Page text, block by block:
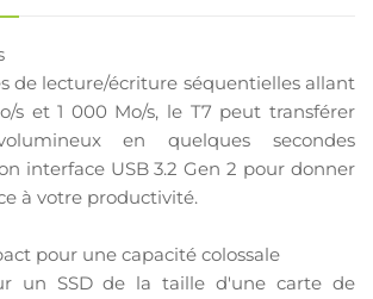
de lecture/écriture séquentielles allant
s et 1 000 Mo/s, le T7 peut transférer
en quelques secondes
interface USB 3.2 Gen 2 pour donner
à votre productivité.
pour une capacité colossale
un SSD de la taille d'une carte de